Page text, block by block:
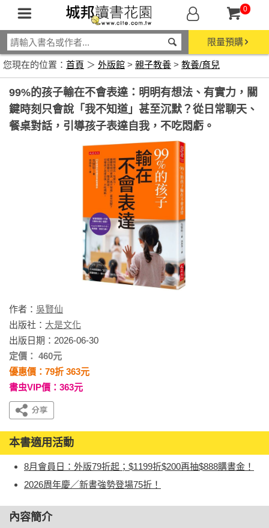
0
限量預購
您現在的位置： 首頁 ＞ 外版館 > 親子教養 > 教養/育兒
99%的孩子輸在不會表達：明明有想法、有實力，關
鍵時刻只會說「我不知道」甚至沉默？從日常聊天、
餐桌對話，引導孩子表達自我，不吃悶虧。
作者： 吳賢仙
出版社： 大是文化
出版日期：2026-06-30
定價： 460元
優惠價：79折 363元
書虫VIP價：363元
本書適用活動
8月會員日：外版79折起；$1199折$200再抽$888購書金！
2026周年慶／新書強勢登場75折！
內容簡介